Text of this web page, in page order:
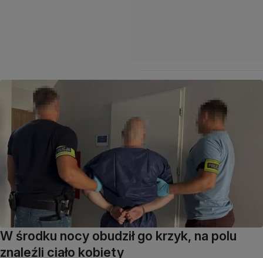
W środku nocy obudził go krzyk, na polu
znaleźli ciało kobiety